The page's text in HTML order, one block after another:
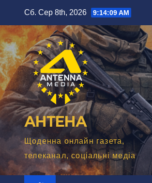
вмісту
Сб. Сер 8th, 2026 9:14:10 AM
АНТЕНА
Щоденна онлайн газета,
телеканал, соціальні медіа